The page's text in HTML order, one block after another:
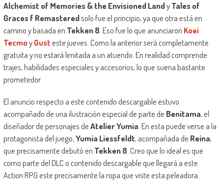
Alchemist of Memories & the Envisioned LandyTales of
Graces f Remasteredsolo fue el principio, ya que otra está en
camino y basada en Tekken 8 . Eso fue lo que anunciaron Koei
TecmoyGusteste jueves. Como la anterior será completamente
gratuita y no estará limitada a un atuendo. En realidad comprende
trajes, habilidades especiales y accesorios, lo que suena bastante
prometedor.
El anuncio respecto a este contenido descargable estuvo
acompañado de una ilustración especial de parte de Benitama, el
diseñador de personajes deAtelier Yumia . En esta puede verse a la
protagonista del juego,Yumia Liessfeldt, acompañada de Reina,
que precisamente debutó en Tekken 8 . Creo que lo ideal es que
como parte del DLC o contenido descargable que llegará a este
Action RPG este precisamente la ropa que viste esta peleadora.